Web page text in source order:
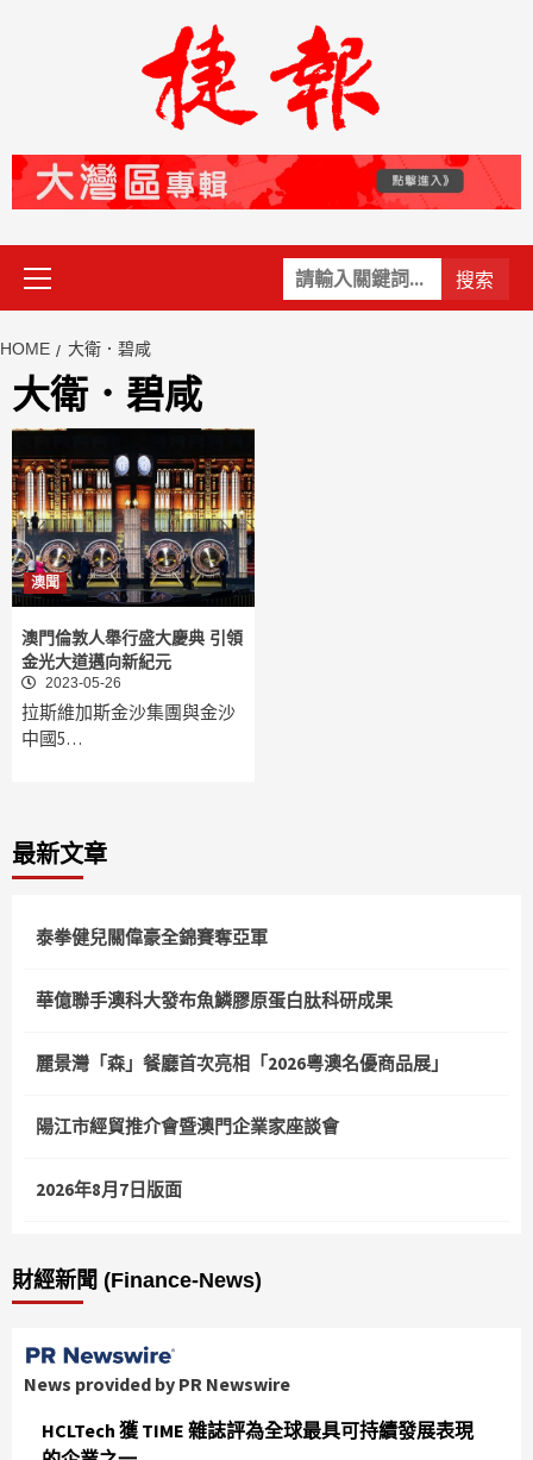
關
鍵
Primary
Menu
HOME 大衛．碧咸
大衛．碧咸
澳聞
澳門倫敦人舉行盛大慶典 引領
金光大道邁向新紀元
2023-05-26
拉斯維加斯金沙集團與金沙
中國5…
最新文章
泰拳健兒關偉豪全錦賽奪亞軍
華億聯手澳科大發布魚鱗膠原蛋白肽科研成果
麗景灣「森」餐廳首次亮相「2026粵澳名優商品展」
陽江市經貿推介會暨澳門企業家座談會
2026年8月7日版面
財經新聞 (Finance-News)
News provided by PR Newswire
HCLTech 獲 TIME 雜誌評為全球最具可持續發展表現